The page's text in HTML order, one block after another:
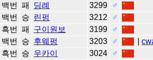
백번 패 딩례 3299
♂
백번 승 린펑 3212
♂
흑번 패 구이원보 3199
♂
백번 승 후웨펑 3203 ♂ |
흑번 승 우카이 3024
♂